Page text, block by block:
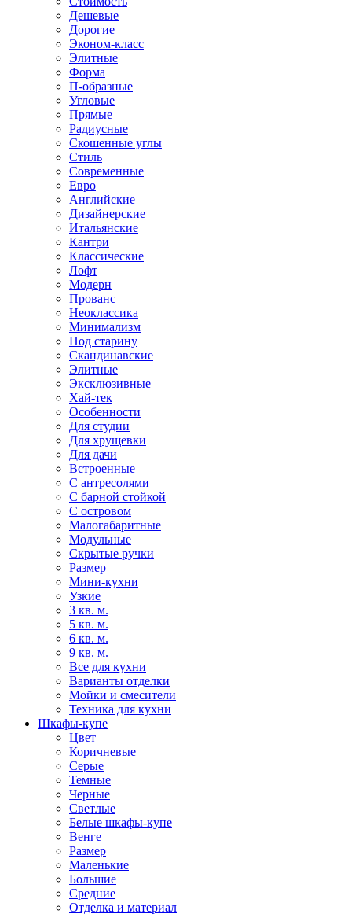
Дешевые
Дорогие
Эконом-класс
Элитные
Форма
П-образные
Угловые
Прямые
Радиусные
Скошенные углы
Стиль
Современные
Евро
Английские
Дизайнерские
Итальянские
Кантри
Классические
Лофт
Модерн
Прованс
Неоклассика
Минимализм
Под старину
Скандинавские
Элитные
Эксклюзивные
Хай-тек
Особенности
Для студии
Для хрущевки
Для дачи
Встроенные
С антресолями
С барной стойкой
С островом
Малогабаритные
Модульные
Скрытые ручки
Размер
Мини-кухни
Узкие
3 кв. м.
5 кв. м.
6 кв. м.
9 кв. м.
Все для кухни
Варианты отделки
Мойки и смесители
Техника для кухни
Шкафы-купе
Цвет
Коричневые
Серые
Темные
Черные
Светлые
Белые шкафы-купе
Венге
Размер
Маленькие
Большие
Средние
Отделка и материал